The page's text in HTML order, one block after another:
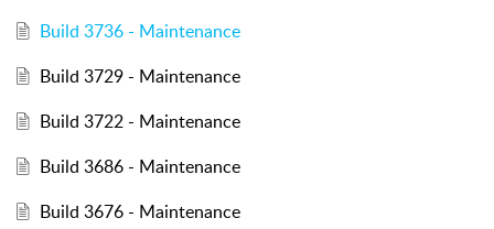
Build 3736 - Maintenance
Build 3729 - Maintenance
Build 3722 - Maintenance
Build 3686 - Maintenance
Build 3676 - Maintenance